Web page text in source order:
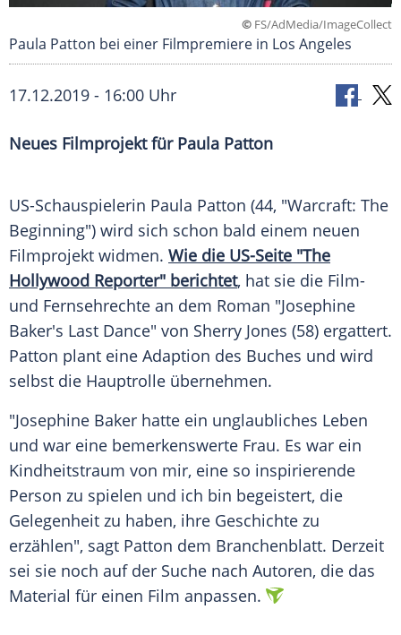
© FS/AdMedia/ImageCollect
Paula Patton bei einer Filmpremiere in Los Angeles
17.12.2019 - 16:00 Uhr
Neues Filmprojektfür Paula Patton
US-Schauspielerin Paula Patton (44, "Warcraft: The
Beginning") wird sich schon bald einem neuen
Filmprojekt widmen. Wie die US-Seite "The
Hollywood Reporter" berichtet, hat sie die Film-
und Fernsehrechte an dem Roman "Josephine
Baker's Last Dance" von Sherry Jones (58) ergattert.
Patton plant eine Adaption des Buches und wird
selbst die Hauptrolle übernehmen.
"Josephine Baker hatte ein unglaubliches Leben
und war eine bemerkenswerte Frau. Es war ein
Kindheitstraum von mir, eine so inspirierende
Person zu spielen und ich bin begeistert, die
Gelegenheit zu haben, ihre Geschichte zu
erzählen", sagt Patton dem Branchenblatt. Derzeit
sei sie noch auf der Suche nach Autoren, die das
Material für einen Film anpassen.